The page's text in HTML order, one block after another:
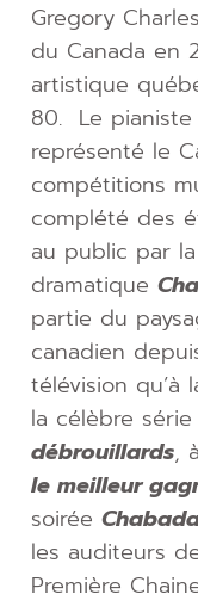
Gregory
du Canada en
artistique
80. Le
représenté le
compétitions
complété des
au public par
dramatique
partie du
canadien
télévision
la célèbre
débrouillards,
le meilleur
soirée
les auditeurs
Première